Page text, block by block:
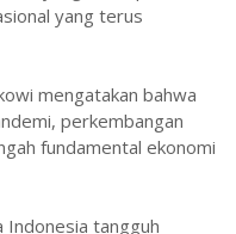
yang terus
mengatakan bahwa
perkembangan
fundamental ekonomi
Indonesia tangguh